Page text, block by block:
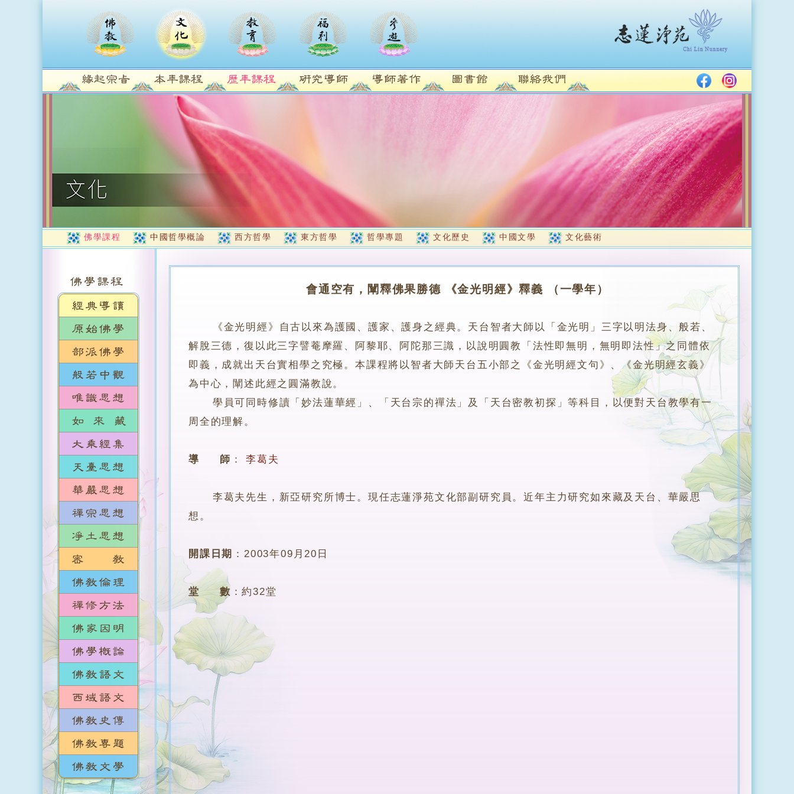
佛學課程 中國哲學概論 西方哲學 東方哲學 哲學專題 文化歷史 中國文學 文化藝術
會通空有，闡釋佛果勝德 《金光明經》釋義 （一學年）
《金光明經》自古以來為護國、護家、護身之經典。天台智者大師以「金光明」三字以明法身、般若、
解脫三德，復以此三字譬菴摩羅、阿黎耶、阿陀那三識，以說明圓教「法性即無明，無明即法性」之同體依
即義，成就出天台實相學之究極。本課程將以智者大師天台五小部之《金光明經文句》、《金光明經玄義》
為中心，闡述此經之圓滿教說。
學員可同時修讀「妙法蓮華經」、「天台宗的禪法」及「天台密教初探」等科目，以便對天台教學有一
周全的理解。
導 師 ： 李葛夫
李葛夫先生，新亞研究所博士。現任志蓮淨苑文化部副研究員。近年主力研究如來藏及天台、華嚴思
想。
開課日期 ：2003年09月20日
堂 數 ：約32堂